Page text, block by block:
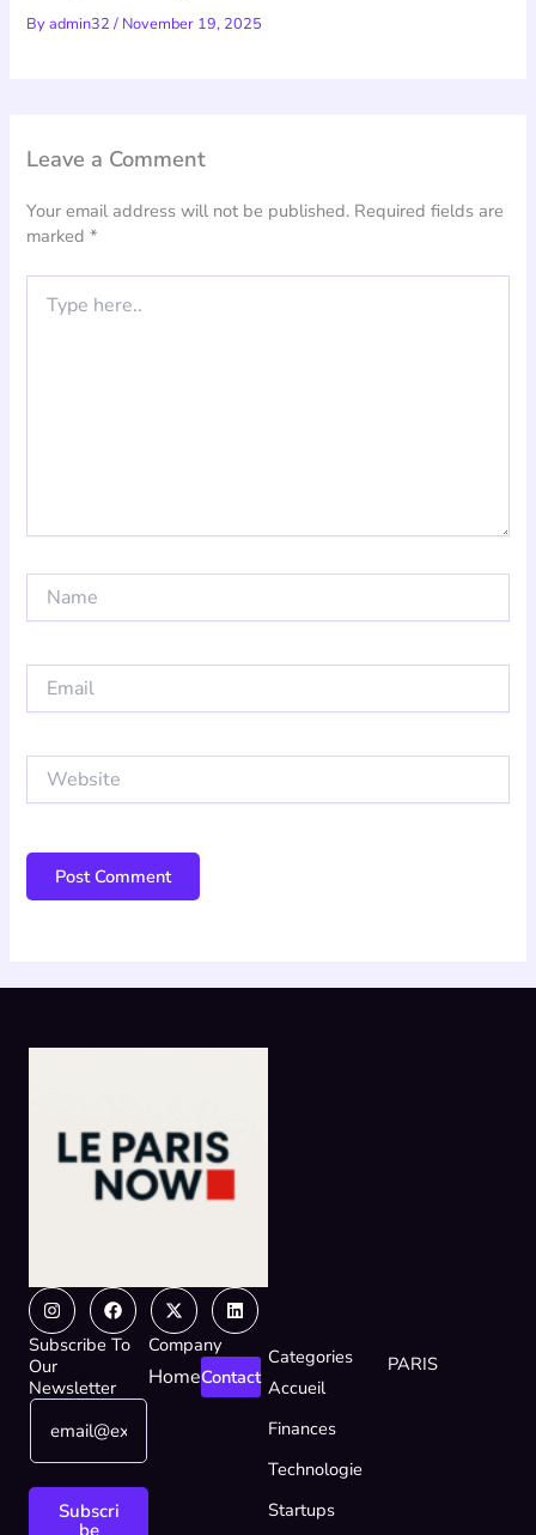
Byadmin32/ November 19, 2025
Leave a Comment
Your email address will not be published. Required fields are
marked*
here..
Email
InstagramFacebook
X-
twitter
Linkedin
Subscribe To
Our
Newsletter
E
a
i
E
a
Subscri
be
Company
HomeContact
Categories
Accueil
Finances
Technologie
Startups
PARIS